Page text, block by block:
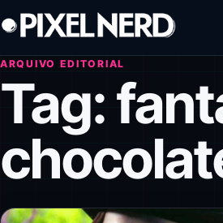
Pular para o conteúdo
ARQUIVO EDITORIAL
Tag: